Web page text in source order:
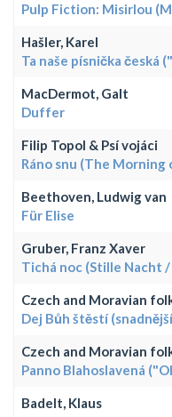
Pulp Fiction: Misirlou
Hašler, Karel
Ta naše písnička česká
MacDermot, Galt
Duffer
Filip Topol & Psí vojáci
Ráno snu (The Morning
Beethoven, Ludwig van
Für Elise
Gruber, Franz Xaver
Tichá noc (Stille Nacht
Czech and Moravian
Dej Bůh štěstí
Czech and Moravian
Panno Blahoslavená
Badelt, Klaus